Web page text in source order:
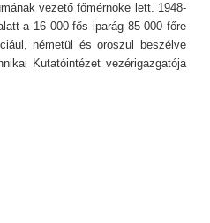
vezető főmérnöke lett. 1948-
a 16 000 fős iparág 85 000 főre
németül és oroszul beszélve
Kutatóintézet vezérigazgatója